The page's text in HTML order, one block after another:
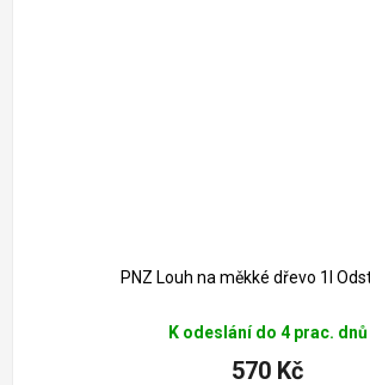
PNZ Louh na měkké dřevo 1l
K odeslání do 4 prac. dnů
570 Kč